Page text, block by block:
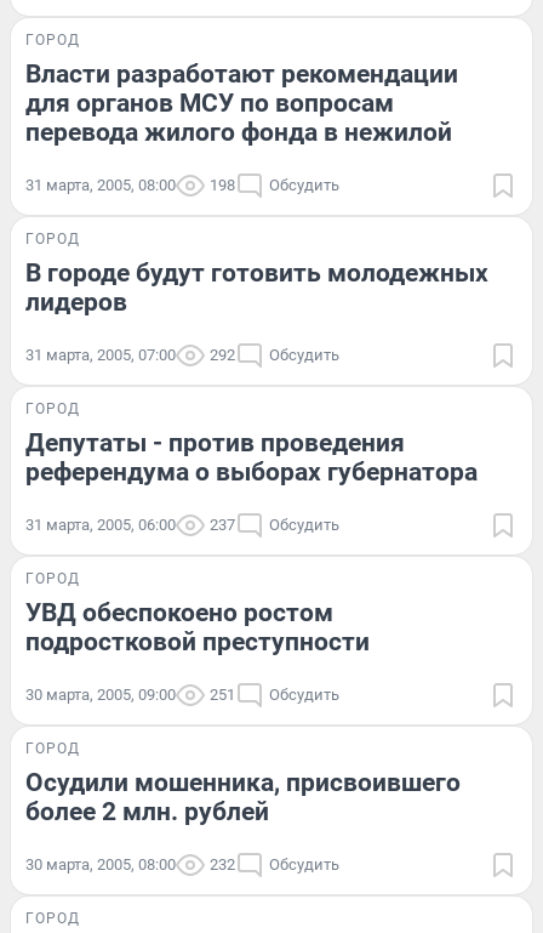
ГОРОД
Власти разработают рекомендации
для органов МСУ по вопросам
перевода жилого фонда в нежилой
31 марта, 2005, 08:00 198 Обсудить
ГОРОД
В городе будут готовить молодежных
лидеров
31 марта, 2005, 07:00 292 Обсудить
ГОРОД
Депутаты - против проведения
референдума о выборах губернатора
31 марта, 2005, 06:00 237 Обсудить
ГОРОД
УВД обеспокоено ростом
подростковой преступности
30 марта, 2005, 09:00 251 Обсудить
ГОРОД
Осудили мошенника, присвоившего
более 2 млн. рублей
30 марта, 2005, 08:00 232 Обсудить
ГОРОД